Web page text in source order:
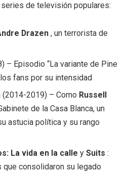
de televisión populares:
Drazen , un terrorista de
– Episodio “La variante de Pine
fans por su intensidad
(2014-2019) – Como Russell
de la Casa Blanca, un
astucia política y su rango
La vida en la calle y Suits :
consolidaron su legado